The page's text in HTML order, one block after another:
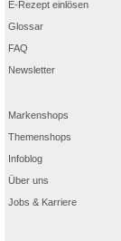
E-Rezept einlösen
Glossar
FAQ
Newsletter
Markenshops
Themenshops
Infoblog
Über uns
Jobs & Karriere